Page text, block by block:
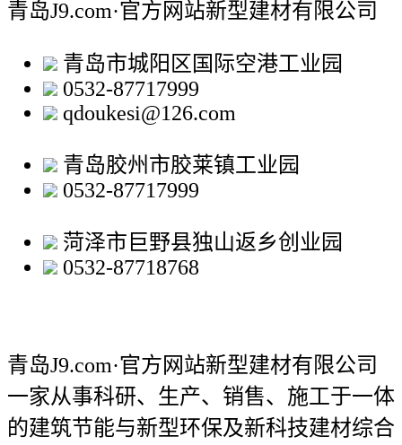
青岛J9.com·官方网站新型建材有限公司
青岛市城阳区国际空港工业园
0532-87717999
qdoukesi@126.com
青岛胶州市胶莱镇工业园
0532-87717999
菏泽市巨野县独山返乡创业园
0532-87718768
青岛J9.com·官方网站新型建材有限公司
一家从事科研、生产、销售、施工于一体
的建筑节能与新型环保及新科技建材综合